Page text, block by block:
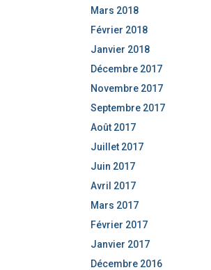
Mars 2018
Février 2018
Janvier 2018
Décembre 2017
Novembre 2017
Septembre 2017
Août 2017
Juillet 2017
Juin 2017
Avril 2017
Mars 2017
Février 2017
Janvier 2017
Décembre 2016